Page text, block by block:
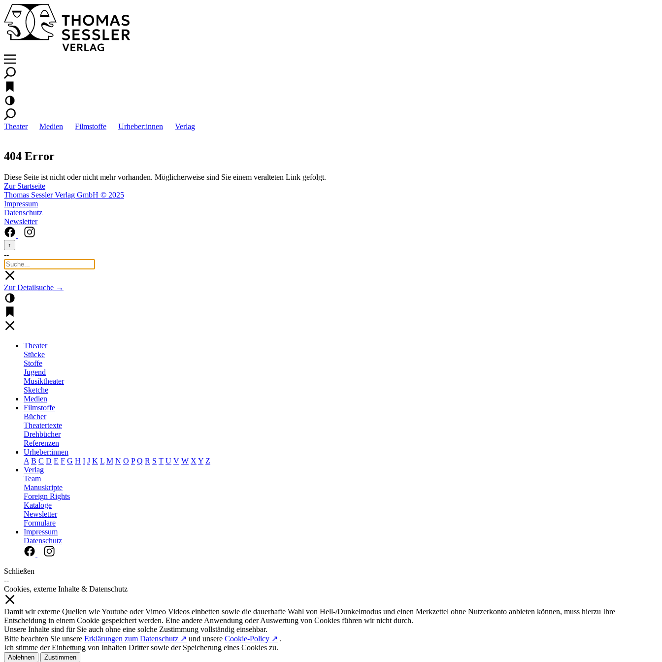
Theater Medien Filmstoffe Urheber:innen Verlag
404 Error
Diese Seite ist nicht oder nicht mehr vorhanden. Möglicherweise sind Sie einem veralteten Link gefolgt.
Zur Startseite
Thomas Sessler Verlag GmbH © 2025
Impressum
Datenschutz
Newsletter
↑
--
Zur Detailsuche →
Theater
Stücke
Stoffe
Jugend
Musiktheater
Sketche
Medien
Filmstoffe
Bücher
Theatertexte
Drehbücher
Referenzen
Urheber:innen
A B C D E F G H I J K L M N O P Q R S T U V W X Y Z
Verlag
Team
Manuskripte
Foreign Rights
Kataloge
Newsletter
Formulare
Impressum
Datenschutz
Schließen
--
Cookies, externe Inhalte & Datenschutz
Damit wir externe Quellen wie Youtube oder Vimeo Videos einbetten sowie die dauerhafte Wahl von Hell-/Dunkelmodus und einen Merkzettel ohne Nutzerkonto anbieten können, muss hierzu Ihre
Entscheidung in einem Cookie gespeichert werden. Eine andere Anwendung oder Auswertung von Cookies führen wir nicht durch.
Unsere Inhalte sind für Sie auch ohne eine solche Zustimmung vollständig einsehbar.
Bitte beachten Sie unsere Erklärungen zum Datenschutz ↗ und unsere Cookie-Policy ↗ .
Ich stimme der Einbettung von Inhalten Dritter sowie der Speicherung eines Cookies zu.
Ablehnen Zustimmen